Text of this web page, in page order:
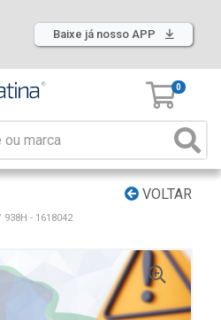
Baixe já nosso APP
0
VOLTAR
938H - 1618042